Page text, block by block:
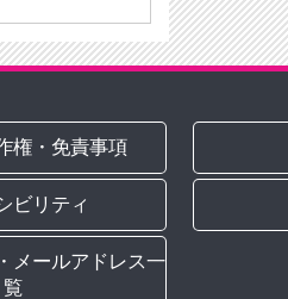
権・免責事項
ビリティ
メールアドレス一
覧